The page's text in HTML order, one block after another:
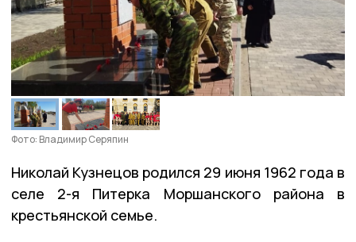
Фото: Владимир Серяпин
Николай Кузнецов родился 29 июня 1962 года в
селе 2-я Питерка Моршанского района в
крестьянской семье.